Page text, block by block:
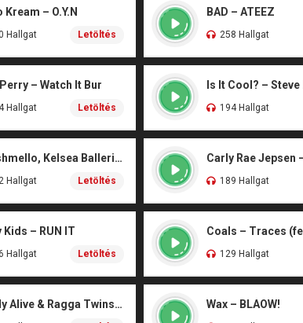
Kream – O.Y.N
Hallgat Letöltés
BAD – ATEEZ
258 Hallgat
– Watch It Bur
Hallgat Letöltés
Is It Cool? – Steve
194 Hallgat
Marshmello, Kelsea Ballerini – Another Drink
Hallgat Letöltés
Carly Rae Jepsen
189 Hallgat
Kids – RUN IT
Hallgat Letöltés 129 Hallgat
Barely Alive & Ragga Twins – We Set It Wax – BLAOW!